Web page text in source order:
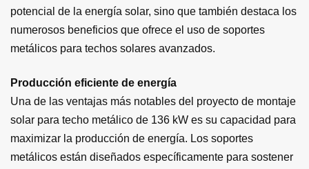
potencial de la energía solar, sino que también destaca los
numerosos beneficios que ofrece el uso de soportes
metálicos para techos solares avanzados.
Producción eficiente de energía
Una de las ventajas más notables del proyecto de montaje
solar para techo metálico de 136 kW es su capacidad para
maximizar la producción de energía. Los soportes
metálicos están diseñados específicamente para sostener